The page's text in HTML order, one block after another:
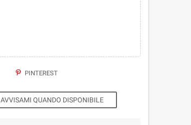
PINTEREST
AVVISAMI QUANDO DISPONIBILE